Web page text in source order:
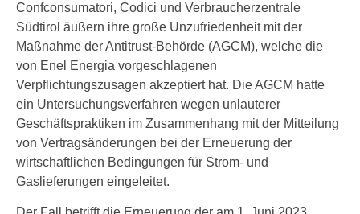
Confconsumatori, Codici und Verbraucherzentrale
Südtirol äußern ihre große Unzufriedenheit mit der
Maßnahme der Antitrust-Behörde (AGCM), welche die
von Enel Energia vorgeschlagenen
Verpflichtungszusagen akzeptiert hat. Die AGCM hatte
ein Untersuchungsverfahren wegen unlauterer
Geschäftspraktiken im Zusammenhang mit der Mitteilung
von Vertragsänderungen bei der Erneuerung der
wirtschaftlichen Bedingungen für Strom- und
Gaslieferungen eingeleitet.